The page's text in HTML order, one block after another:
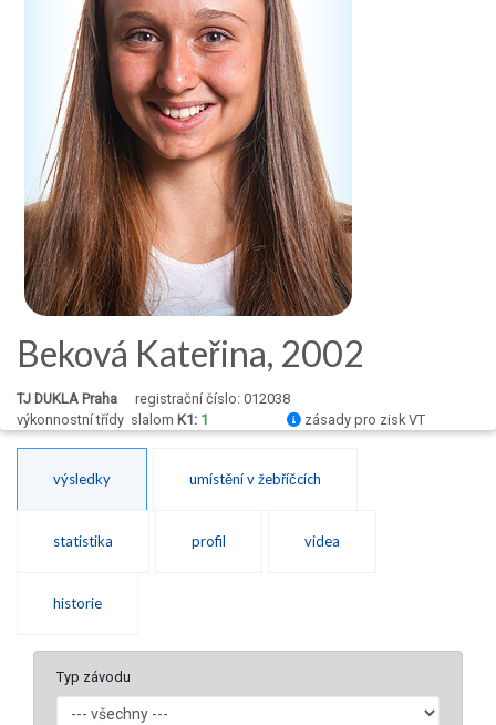
Beková Kateřina, 2002
TJ DUKLA Praha
registrační číslo: 012038
výkonnostní třídy slalom K1: 1 zásady pro zisk VT
výsledky umístění v žebříčcích
statistika profil videa
historie
Typ závodu